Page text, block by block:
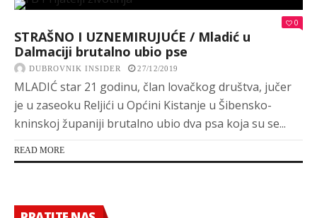
0
STRAŠNO I UZNEMIRUJUĆE / Mladić u
Dalmaciji brutalno ubio pse
DUBROVNIK INSIDER 27/12/2019
MLADIĆ star 21 godinu, član lovačkog društva, jučer
je u zaseoku Reljići u Općini Kistanje u Šibensko-
kninskoj županiji brutalno ubio dva psa koja su se...
READ MORE